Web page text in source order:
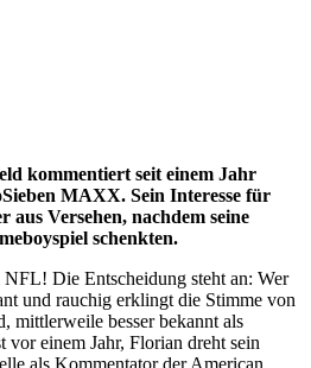
kommentiert seit einem Jahr
MAXX. Sein Interesse für
aus Versehen, nachdem seine
schenkten.
Die Entscheidung steht an: Wer
und rauchig erklingt die Stimme von
mittlerweile besser bekannt als
vor einem Jahr, Florian dreht sein
als Kommentator der American